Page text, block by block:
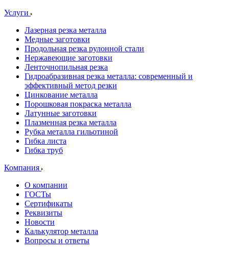
Услуги
Лазерная резка металла
Медные заготовки
Продольная резка рулонной стали
Нержавеющие заготовки
Ленточнопильная резка
Гидроабразивная резка металла: современный и
эффективный метод резки
Цинкование металла
Порошковая покраска металла
Латунные заготовки
Плазменная резка металла
Рубка металла гильотиной
Гибка листа
Гибка труб
Компания
О компании
ГОСТы
Сертификаты
Реквизиты
Новости
Калькулятор металла
Вопросы и ответы